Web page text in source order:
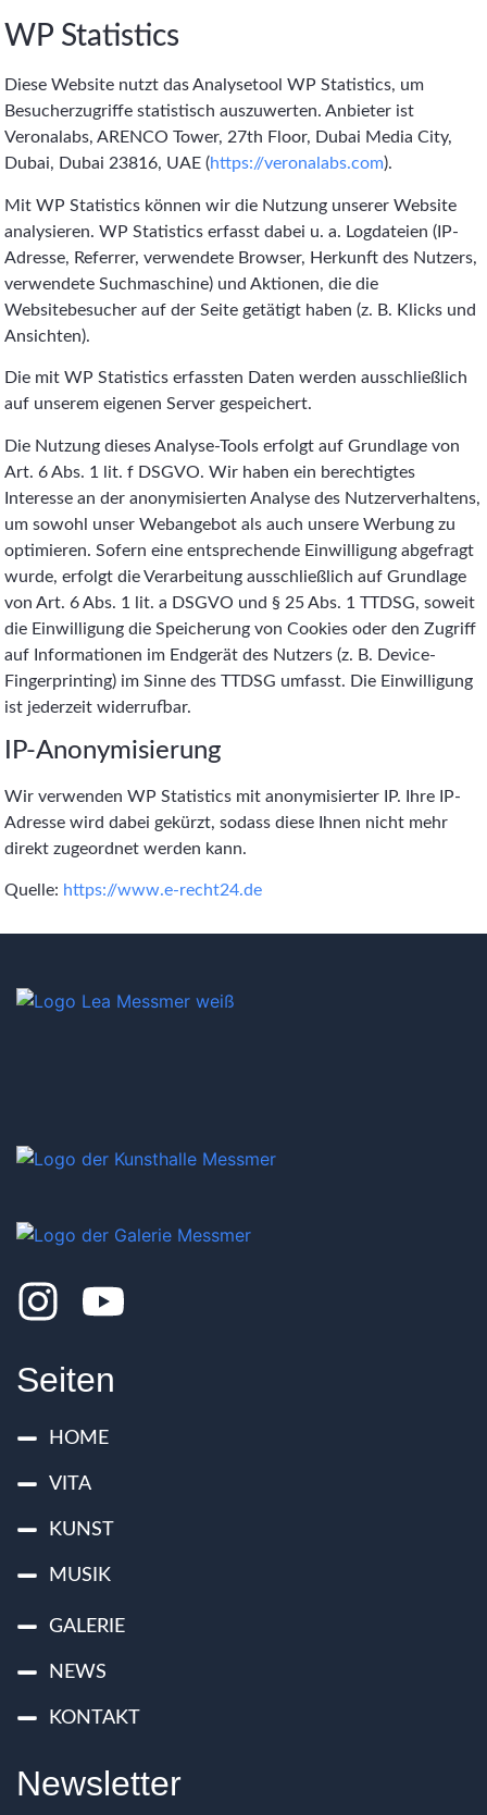
WP Statistics
Diese Website nutzt das Analysetool WP Statistics, um
Besucherzugriffe statistisch auszuwerten. Anbieter ist
Veronalabs, ARENCO Tower, 27th Floor, Dubai Media City,
Dubai, Dubai 23816, UAE (https://veronalabs.com).
Mit WP Statistics können wir die Nutzung unserer Website
analysieren. WP Statistics erfasst dabei u. a. Logdateien (IP-
Adresse, Referrer, verwendete Browser, Herkunft des Nutzers,
verwendete Suchmaschine) und Aktionen, die die
Websitebesucher auf der Seite getätigt haben (z. B. Klicks und
Ansichten).
Die mit WP Statistics erfassten Daten werden ausschließlich
auf unserem eigenen Server gespeichert.
Die Nutzung dieses Analyse-Tools erfolgt auf Grundlage von
Art. 6 Abs. 1 lit. f DSGVO. Wir haben ein berechtigtes
Interesse an der anonymisierten Analyse des Nutzerverhaltens,
um sowohl unser Webangebot als auch unsere Werbung zu
optimieren. Sofern eine entsprechende Einwilligung abgefragt
wurde, erfolgt die Verarbeitung ausschließlich auf Grundlage
von Art. 6 Abs. 1 lit. a DSGVO und § 25 Abs. 1 TTDSG, soweit
die Einwilligung die Speicherung von Cookies oder den Zugriff
auf Informationen im Endgerät des Nutzers (z. B. Device-
Fingerprinting) im Sinne des TTDSG umfasst. Die Einwilligung
ist jederzeit widerrufbar.
IP-Anonymisierung
Wir verwenden WP Statistics mit anonymisierter IP. Ihre IP-
Adresse wird dabei gekürzt, sodass diese Ihnen nicht mehr
direkt zugeordnet werden kann.
Quelle: https://www.e-recht24.de
Seiten
HOME
VITA
KUNST
MUSIK
GALERIE
NEWS
KONTAKT
Newsletter